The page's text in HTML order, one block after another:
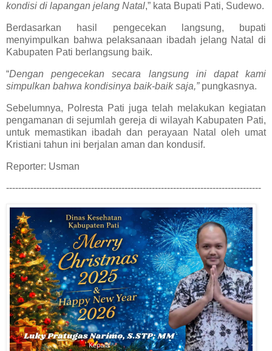
kondisi di lapangan jelang Natal,” kata Bupati Pati, Sudewo.
Berdasarkan hasil pengecekan langsung, bupati
menyimpulkan bahwa pelaksanaan ibadah jelang Natal di
Kabupaten Pati berlangsung baik.
“Dengan pengecekan secara langsung ini dapat kami
simpulkan bahwa kondisinya baik-baik saja,” pungkasnya.
Sebelumnya, Polresta Pati juga telah melakukan kegiatan
pengamanan di sejumlah gereja di wilayah Kabupaten Pati,
untuk memastikan ibadah dan perayaan Natal oleh umat
Kristiani tahun ini berjalan aman dan kondusif.
Reporter: Usman
------------------------------------------------------------------------------------